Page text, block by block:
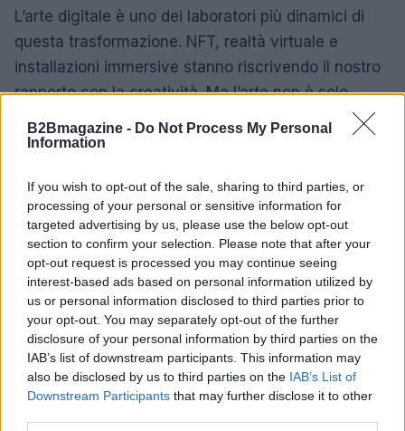
B2Bmagazine - Do Not Process My Personal
Information
If you wish to opt-out of the sale, sharing to third parties, or
processing of your personal or sensitive information for
targeted advertising by us, please use the below opt-out
section to confirm your selection. Please note that after your
opt-out request is processed you may continue seeing
interest-based ads based on personal information utilized by
us or personal information disclosed to third parties prior to
your opt-out. You may separately opt-out of the further
disclosure of your personal information by third parties on the
IAB’s list of downstream participants. This information may
also be disclosed by us to third parties on the IAB’s List of
Downstream Participants that may further disclose it to other
L’arte digitale è uno dei laboratori più dinamici di
questa trasformazione. NFT, realtà virtuale e
installazioni immersive stanno riscrivendo il nostro
rapporto con la creatività. Ma l’arte non è solo
decorazione; è un linguaggio che esplora e
denuncia il tempo in cui viviamo. Non trovi che
Oggi, l’Italia ha tutte le carte in regola per tornare a
essere il faro dell’innovazione mondiale. Con
università d’eccellenza e una tradizione di
creatività riconosciuta, possiamo costruire
ecosistemi aperti e coraggiosi. Se la Silicon Valley
ha fatto dell’innovazione un modello industriale, noi
possiamo farne un modello culturale. Chi è pronto a
unirsi a questa rivoluzione? 💖